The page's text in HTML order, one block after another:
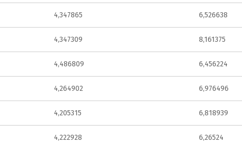
4,347865 6,526638
4,347309 8,161375
4,486809 6,456224
4,264902 6,976496
4,205315 6,818939
4,222928 6,26524